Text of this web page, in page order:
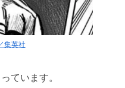
集英社
ています。